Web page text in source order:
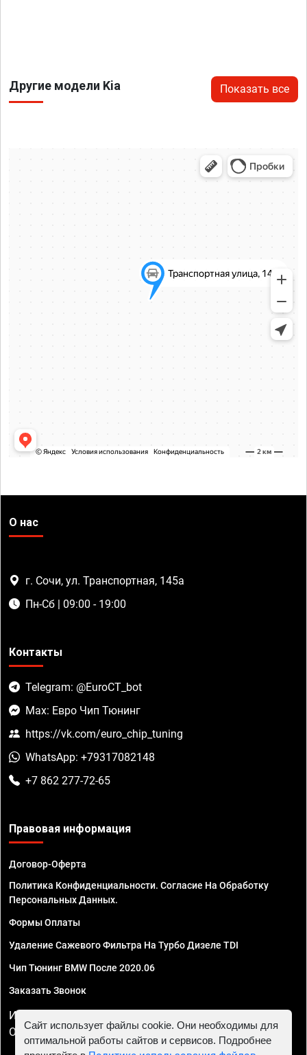
Другие модели Kia Показать все
О нас
г. Сочи, ул. Транспортная, 145а
Пн-Сб | 09:00 - 19:00
Контакты
Telegram: @EuroCT_bot
Max: Евро Чип Тюнинг
https://vk.com/euro_chip_tuning
WhatsApp: +79317082148
+7 862 277-72-65
Правовая информация
Договор-Оферта
Политика Конфиденциальности. Согласие На Обработку
Персональных Данных.
Формы Оплаты
Удаление Сажевого Фильтра На Турбо Дизеле TDI
Чип Тюнинг BMW После 2020.06
Заказать Звонок
ИП Смирнов Георгий Павлович. ИНН 781302555843,
ОГРНИП 324470400032610
Сайт использует файлы cookie. Они необходимы для
оптимальной работы сайтов и сервисов. Подробнее